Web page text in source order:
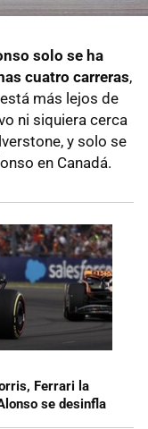
solo se ha
cuatro carreras,
más lejos de
ni siquiera cerca
y solo se
en Canadá.
Ferrari la
se desinfla